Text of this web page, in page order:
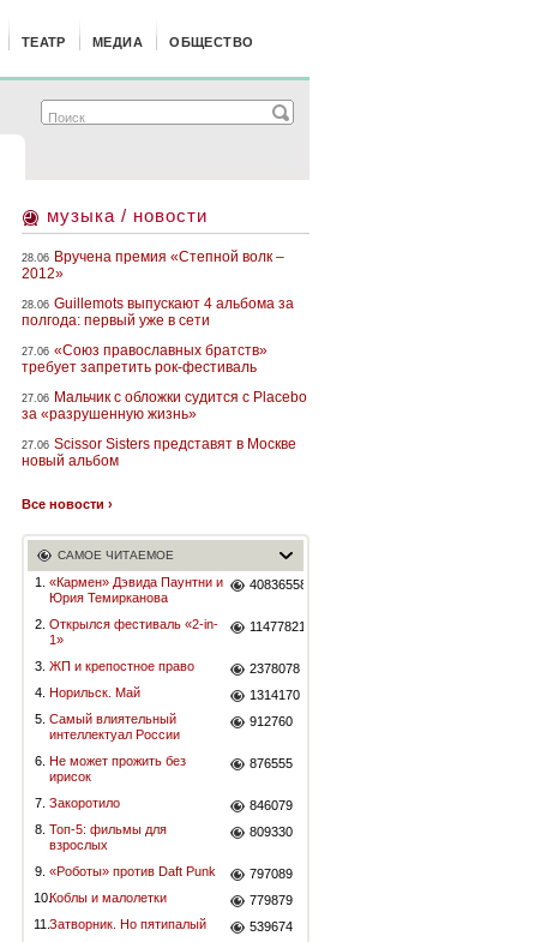
ТЕАТР МЕДИА ОБЩЕСТВО
музыка / новости
28.06 Вручена премия «Степной волк –
2012»
28.06 Guillemots выпускают 4 альбома за
полгода: первый уже в сети
27.06 «Союз православных братств»
требует запретить рок-фестиваль
27.06 Мальчик с обложки судится с Placebo
за «разрушенную жизнь»
27.06 Scissor Sisters представят в Москве
новый альбом
Все новости ›
САМОЕ ЧИТАЕМОЕ
1.
«Кармен» Дэвида Паунтни и
Юрия Темирканова
40836558
2. Открылся фестиваль «2-in-
1»
11477821
3. ЖП и крепостное право
2378078
4. Норильск. Май
1314170
5. Самый влиятельный
интеллектуал России
912760
6. Не может прожить без
ирисок
876555
7. Закоротило
846079
8. Топ-5: фильмы для
взрослых
809330
9. «Роботы» против Daft Punk
797089
10.Коблы и малолетки
779879
11.Затворник. Но пятипалый
539674